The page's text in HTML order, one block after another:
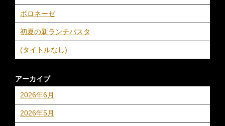
ボロネーゼ
初夏の新ランチパスタ
(タイトルなし)
アーカイブ
2026年6月
2026年5月